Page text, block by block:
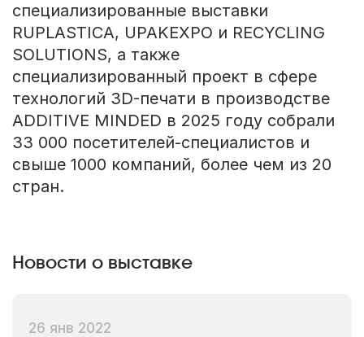
специализированные выставки
RUPLASTICA, UPAKEXPO и RECYCLING
SOLUTIONS, а также
специализированный проект в сфере
технологий 3D-печати в производстве
ADDITIVE MINDED в 2025 году собрали
33 000 посетителей-специалистов и
свыше 1000 компаний, более чем из 20
стран.
Новости о выставке
26 янв 2022